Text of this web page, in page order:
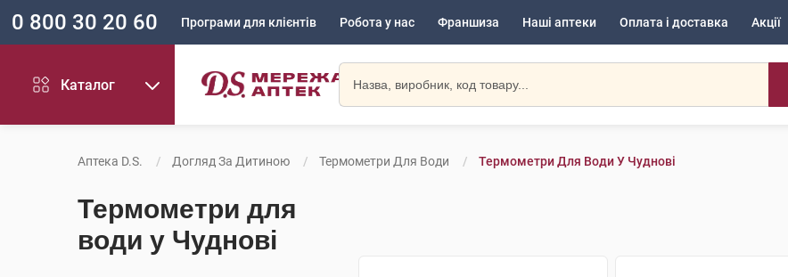
0 800 30 20 60 Програми для клієнтів Робота у нас Франшиза Наші аптеки Оплата і доставка Акції
Каталог
Аптека D.S. Догляд За Дитиною Термометри Для Води Термометри Для Води У Чуднові
Термометри для
води у Чуднові